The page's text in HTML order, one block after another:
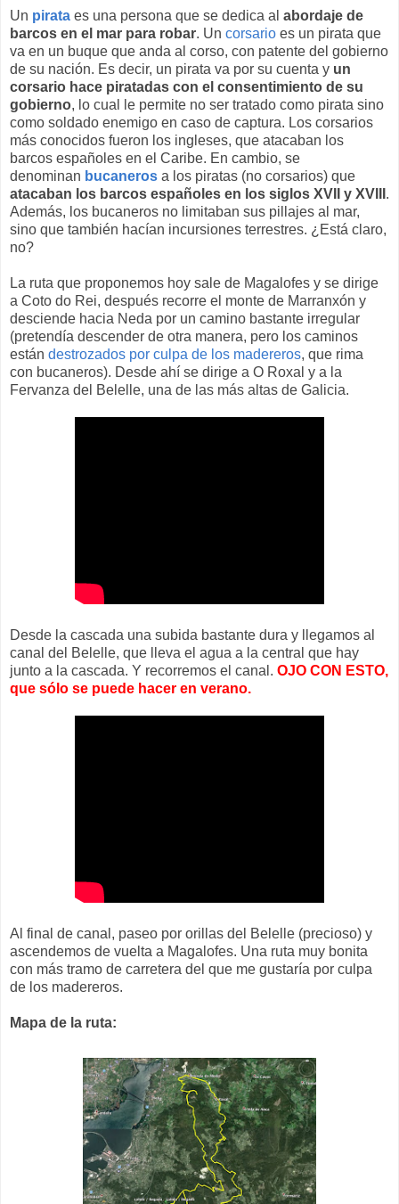
Un pirata es una persona que se dedica al abordaje de
barcos en el mar para robar. Un corsario es un pirata que
va en un buque que anda al corso, con patente del gobierno
de su nación. Es decir, un pirata va por su cuenta y un
corsario hace piratadas con el consentimiento de su
gobierno, lo cual le permite no ser tratado como pirata sino
como soldado enemigo en caso de captura. Los corsarios
más conocidos fueron los ingleses, que atacaban los
barcos españoles en el Caribe. En cambio, se
denominan bucaneros a los piratas (no corsarios) que
atacaban los barcos españoles en los siglos XVII y XVIII .
Además, los bucaneros no limitaban sus pillajes al mar,
sino que también hacían incursiones terrestres. ¿Está claro,
no?
La ruta que proponemos hoy sale de Magalofes y se dirige
a Coto do Rei, después recorre el monte de Marranxón y
desciende hacia Neda por un camino bastante irregular
(pretendía descender de otra manera, pero los caminos
están destrozados por culpa de los madereros, que rima
con bucaneros). Desde ahí se dirige a O Roxal y a la
Fervanza del Belelle, una de las más altas de Galicia.
Desde la cascada una subida bastante dura y llegamos al
canal del Belelle, que lleva el agua a la central que hay
junto a la cascada. Y recorremos el canal. OJO CON ESTO,
que sólo se puede hacer en verano.
Al final de canal, paseo por orillas del Belelle (precioso) y
ascendemos de vuelta a Magalofes. Una ruta muy bonita
con más tramo de carretera del que me gustaría por culpa
de los madereros.
Mapa de la ruta: